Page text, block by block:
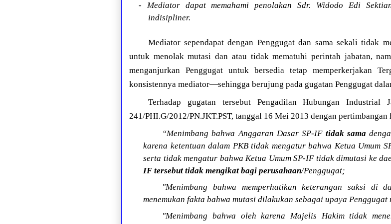
- Mediator dapat memahami penolakan Sdr. Widodo Edi
indisipliner.
Mediator sependapat dengan Penggugat dan sama sekali tidak
untuk menolak mutasi dan atau tidak mematuhi perintah jabatan,
menganjurkan Penggugat untuk bersedia tetap memperkerjakan
konsistennya mediator—sehingga berujung pada gugatan Penggugat
Terhadap gugatan tersebut Pengadilan Hubungan Industrial
241/PHI.G/2012/PN.JKT.PST, tanggal 16 Mei 2013 dengan
“Menimbang bahwa Anggaran Dasar SP-IF tidak sama
karena ketentuan dalam PKB tidak mengatur bahwa Ketua Umum
serta tidak mengatur bahwa Ketua Umum SP-IF tidak dimutasi ke
IF tersebut tidak mengikat bagi perusahaan/Penggugat;
"Menimbang bahwa memperhatikan keterangan saksi di
menemukan fakta bahwa mutasi dilakukan sebagai upaya
"Menimbang bahwa oleh karena Majelis Hakim tidak